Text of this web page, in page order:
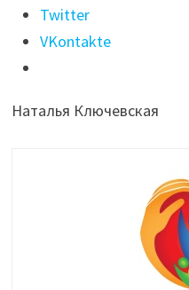
статус
для
многодетных,
ипотека:
Twitter
VKontakte
Наталья Ключевская